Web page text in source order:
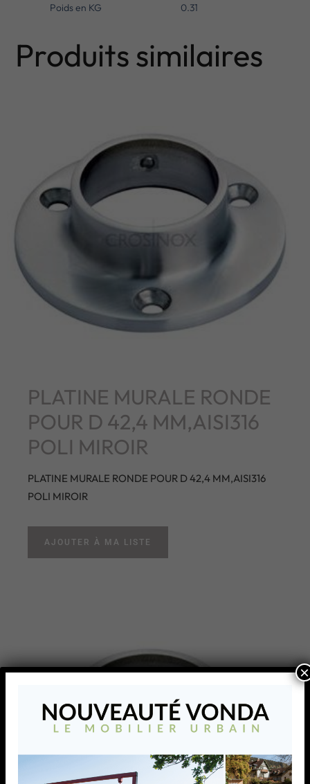
Poids en KG 0.31
Produits similaires
PLATINE MURALE RONDE
POUR D 42,4 MM,AISI316
POLI MIROIR
PLATINE MURALE RONDE POUR D 42,4 MM,AISI316
POLI MIROIR
AJOUTER À MA LISTE
×